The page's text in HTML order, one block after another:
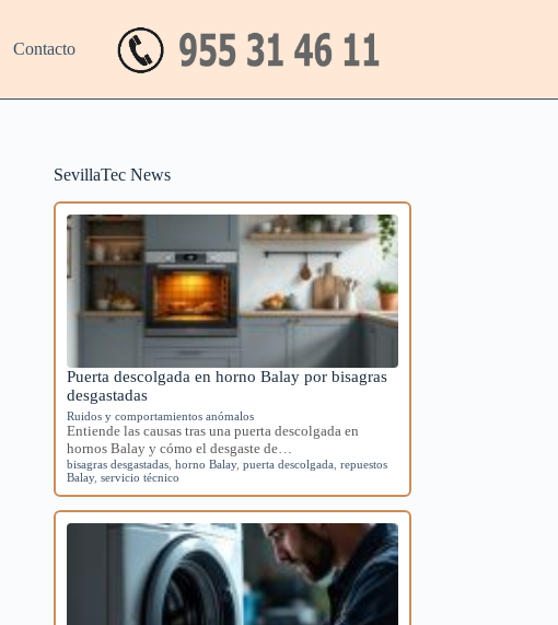
Contacto
SevillaTec News
Puerta descolgada en horno Balay por bisagras
desgastadas
Ruidos y comportamientos anómalos
Entiende las causas tras una puerta descolgada en
hornos Balay y cómo el desgaste de…
bisagras desgastadas ,horno Balay,puerta descolgada ,repuestos
Balay,servicio técnico